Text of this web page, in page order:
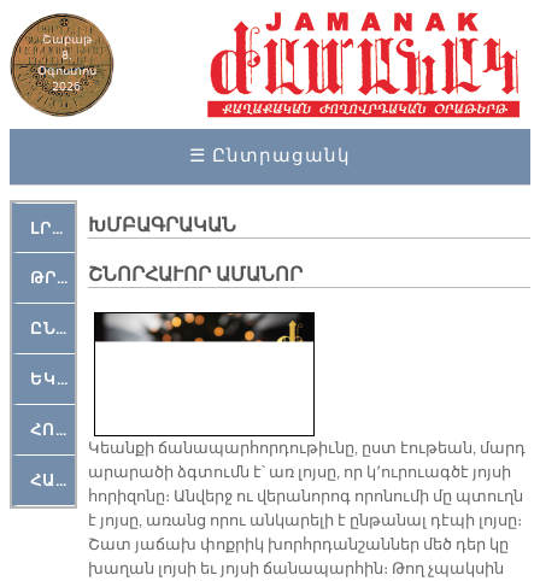
Շաբաթ
8,
Օգոստոս
2026
☰ Ընտրացանկ
ԼՐԱՀՈՍ
ԹՐՔԱՀԱՅ ԿԵԱՆՔ
ԸՆԿԵՐԱՄՇԱԿՈՒԹԱՅԻՆ
ԵԿԵՂԵՑԱԿԱՆ
ՀՈԳԵՄՏԱՒՈՐ
ՀԱՐԹԱԿ
ԽՄԲԱԳՐԱԿԱՆ
ՇՆՈՐՀԱՒՈՐ ԱՄԱՆՈՐ
Կեանքի ճանապարհորդութիւնը, ըստ էութեան, մարդ
արարածի ձգտումն է՝ առ լոյսը, որ կ՚ուրուագծէ յոյսի
հորիզոնը։ Անվերջ ու վերանորոգ որոնումի մը պտուղն
է յոյսը, առանց որու անկարելի է ընթանալ դէպի լոյսը։
Շատ յաճախ փոքրիկ խորհրդանշաններ մեծ դեր կը
խաղան լոյսի եւ յոյսի ճանապարհին։ Թող չպակսին